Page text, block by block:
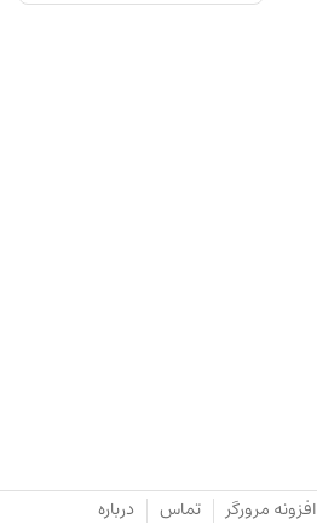
افزونه مرورگر تماس درباره